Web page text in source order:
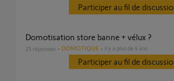
Participer au fil de
Domotisation store banne + vélux ?
25 réponses DOMOTIQUE il y a plus de 4 ans
Participer au fil de